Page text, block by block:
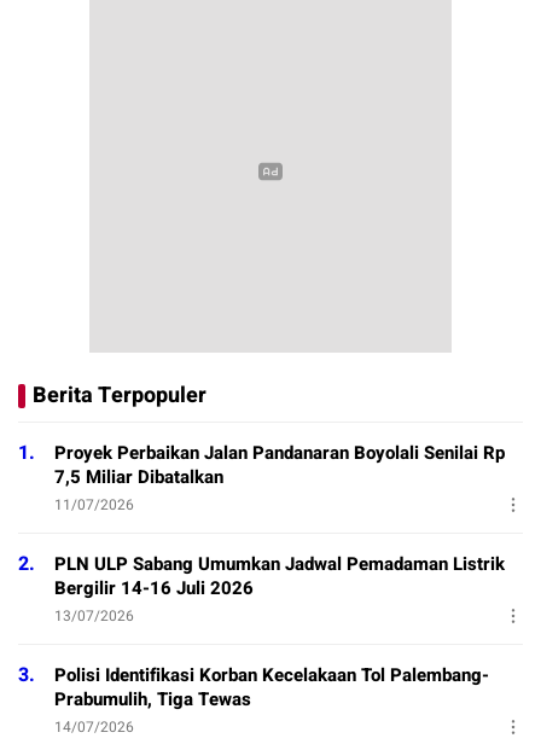
Berita Terpopuler
1.
Proyek Perbaikan Jalan Pandanaran Boyolali Senilai Rp
7,5 Miliar Dibatalkan
11/07/2026
2.
PLN ULP Sabang Umumkan Jadwal Pemadaman Listrik
Bergilir 14-16 Juli 2026
13/07/2026
3.
Polisi Identifikasi Korban Kecelakaan Tol Palembang-
Prabumulih, Tiga Tewas
14/07/2026